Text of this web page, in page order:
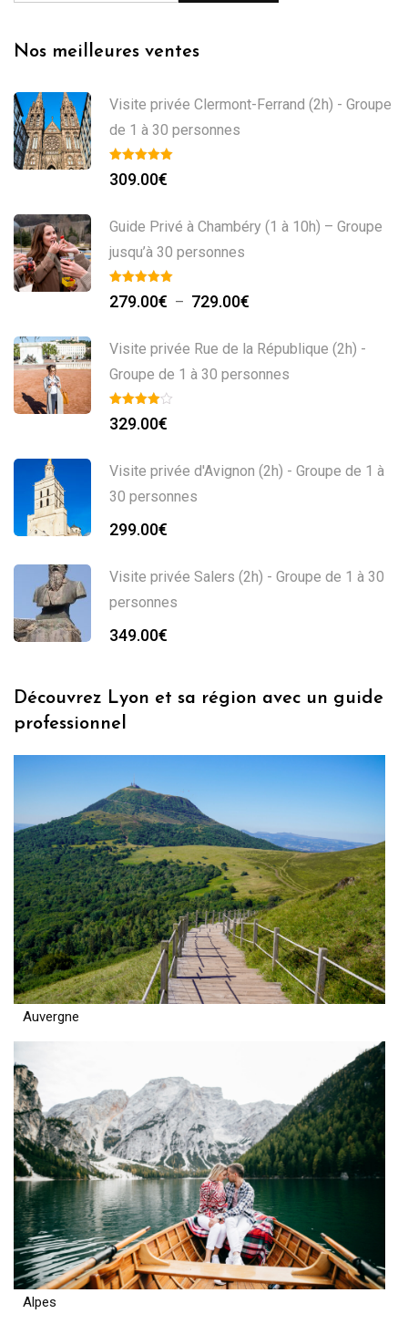
Nos meilleures ventes
Visite privée Clermont-Ferrand (2h) - Groupe
de 1 à 30 personnes
309.00€
Guide Privé à Chambéry (1 à 10h) – Groupe
jusqu’à 30 personnes
279.00€ – 729.00€
Visite privée Rue de la République (2h) -
Groupe de 1 à 30 personnes
329.00€
Visite privée d'Avignon (2h) - Groupe de 1 à
30 personnes
299.00€
Visite privée Salers (2h) - Groupe de 1 à 30
personnes
349.00€
Découvrez Lyon et sa région avec un guide
professionnel
Auvergne
Alpes